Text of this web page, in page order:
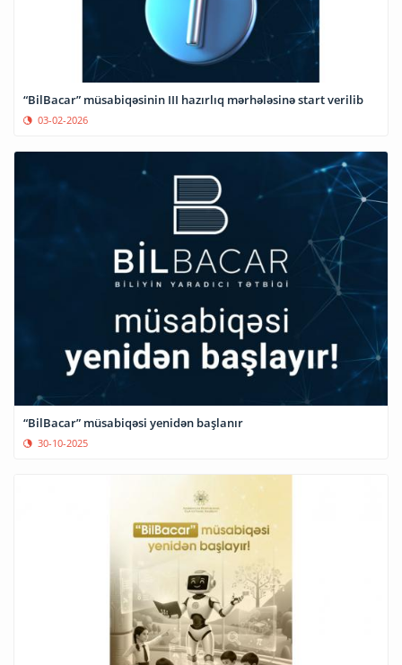
“BilBacar” müsabiqəsinin III hazırlıq mərhələsinə start verilib
03-02-2026
“BilBacar” müsabiqəsi yenidən başlanır
30-10-2025